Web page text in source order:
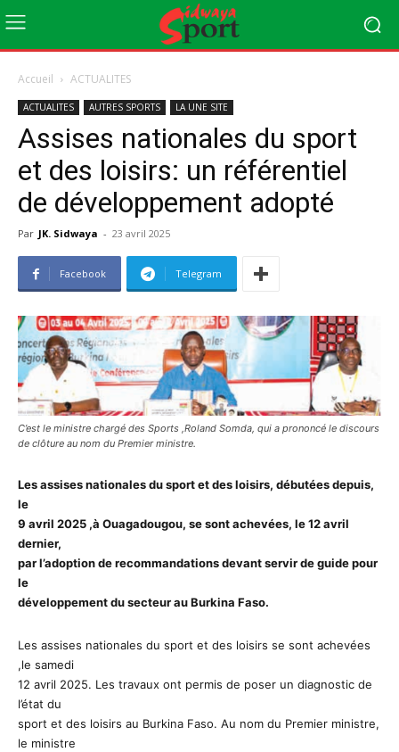
Accueil ACTUALITES
ACTUALITES AUTRES SPORTS LA UNE SITE
Assises nationales du sport
et des loisirs: un référentiel
de développement adopté
Par JK. Sidwaya - 23 avril 2025
Facebook Telegram
C’est le ministre chargé des Sports ,Roland Somda, qui a prononcé le discours
de clôture au nom du Premier ministre.
Les assises nationales du sport et des loisirs, débutées depuis,
le
9 avril 2025 ,à Ouagadougou, se sont achevées, le 12 avril
dernier,
par l’adoption de recommandations devant servir de guide pour
le
développement du secteur au Burkina Faso.
Les assises nationales du sport et des loisirs se sont achevées
,le samedi
12 avril 2025. Les travaux ont permis de poser un diagnostic de
l’état du
sport et des loisirs au Burkina Faso. Au nom du Premier ministre,
le ministre